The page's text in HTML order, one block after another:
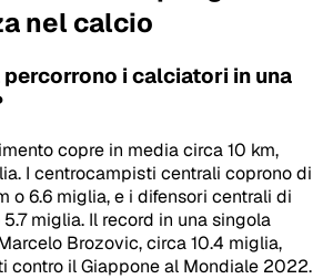
nel calcio
i calciatori in una
copre in media circa 10 km,
I centrocampisti centrali coprono di
o 6.6 miglia, e i difensori centrali di
miglia. Il record in una singola
Brozovic, circa 10.4 miglia,
contro il Giappone al Mondiale 2022.